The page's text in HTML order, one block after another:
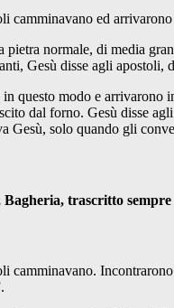
camminavano ed
normale, di media
Gesù disse agli apostoli,
questo modo e arrivarono
dal forno. Gesù disse
Gesù, solo quando gli
Bagheria, trascritto
camminavano.